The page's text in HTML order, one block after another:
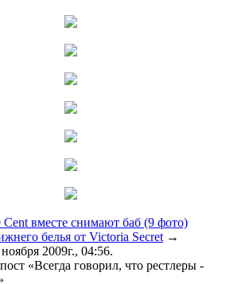
вместе снимают баб (9 фото)
белья от Victoria Secret →
2009г., 04:56.
«Всегда говорил, что рестлеры -